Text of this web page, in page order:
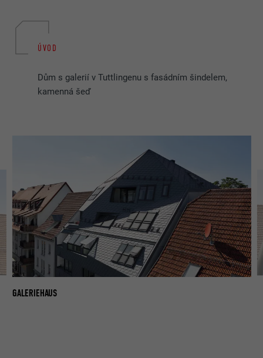
ÚVOD
Dům s galerií v Tuttlingenu s fasádním šindelem,
kamenná šeď
GALERIEHAUS